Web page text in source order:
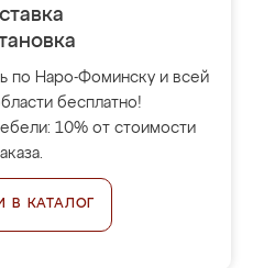
по Наро-Фоминску и всей
бесплатно!
10% от стоимости
В КАТАЛОГ